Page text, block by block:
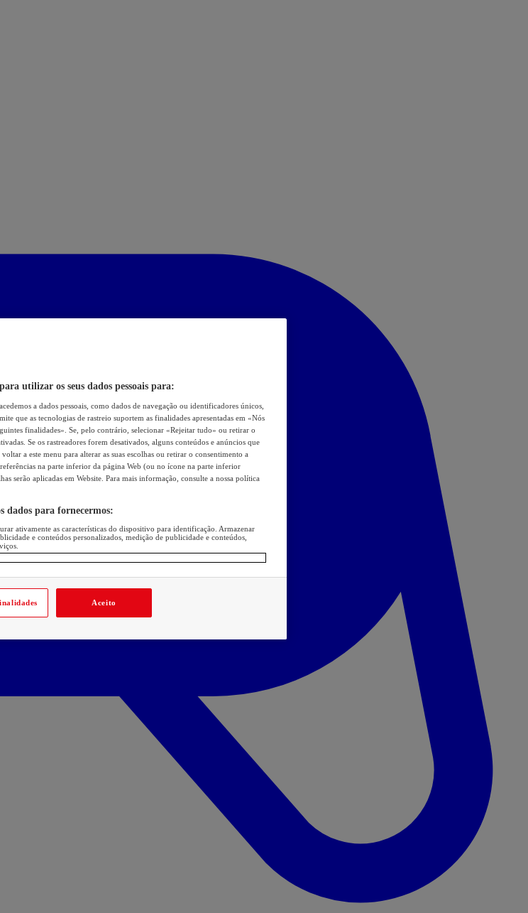
utilizar os seus dados pessoais para:
a dados pessoais, como dados de navegação ou identificadores únicos,
que as tecnologias de rastreio suportem as finalidades apresentadas em «Nós
finalidades». Se, pelo contrário, selecionar «Rejeitar tudo» ou retirar o
Se os rastreadores forem desativados, alguns conteúdos e anúncios que
a este menu para alterar as suas escolhas ou retirar o consentimento a
na parte inferior da página Web (ou no ícone na parte inferior
serão aplicadas em Website. Para mais informação, consulte a nossa política
dados para fornecermos:
ativamente as características do dispositivo para identificação. Armazenar
e conteúdos personalizados, medição de publicidade e conteúdos,
Aceito